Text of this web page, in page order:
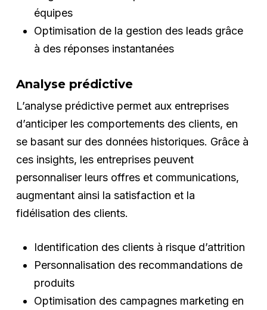
équipes
Optimisation de la gestion des leads grâce
à des réponses instantanées
Analyse prédictive
L’analyse prédictive permet aux entreprises
d’anticiper les comportements des clients, en
se basant sur des données historiques. Grâce à
ces insights, les entreprises peuvent
personnaliser leurs offres et communications,
augmentant ainsi la satisfaction et la
fidélisation des clients.
Identification des clients à risque d’attrition
Personnalisation des recommandations de
produits
Optimisation des campagnes marketing en